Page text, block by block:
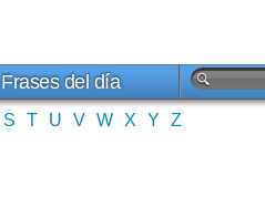
Frases del día
S T U V W X Y Z